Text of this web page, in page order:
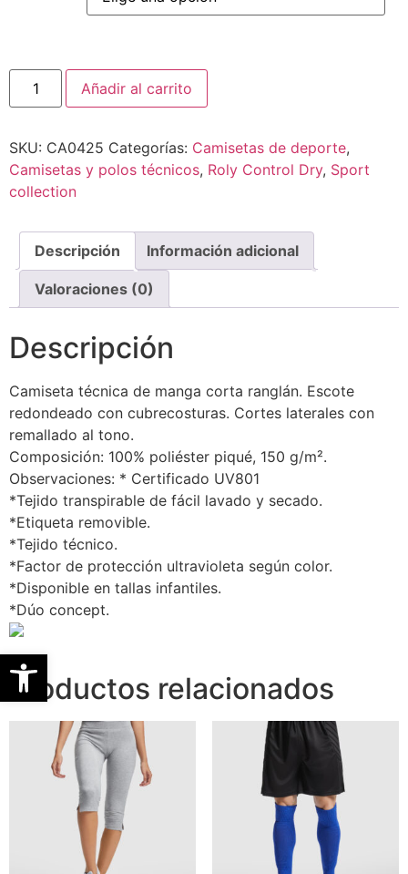
Abrir barra de herramientas
Añadir al carrito
SKU: CA0425 Categorías: Camisetas de deporte,
Camisetas y polos técnicos, Roly Control Dry, Sport
collection
Descripción Información adicional
Valoraciones (0)
Descripción
Camiseta técnica de manga corta ranglán. Escote
redondeado con cubrecosturas. Cortes laterales con
remallado al tono.
Composición: 100% poliéster piqué, 150 g/m².
Observaciones: * Certificado UV801
*Tejido transpirable de fácil lavado y secado.
*Etiqueta removible.
*Tejido técnico.
*Factor de protección ultravioleta según color.
*Disponible en tallas infantiles.
*Dúo concept.
Productos relacionados